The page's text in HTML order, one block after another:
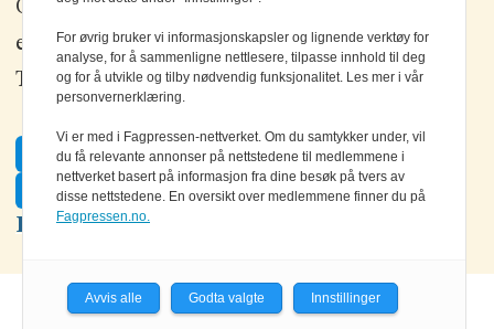
Olav Brunborgs vei 6, 1396 Billingstad
epost: elektronikk@elektronikkforlaget.no
Tips oss:tips@elektronikkforlaget.no
Facebook
Twitter
LinkedIn
For øvrig bruker vi informasjonskapsler og lignende verktøy for
analyse, for å sammenligne nettlesere, tilpasse innhold til deg
og for å utvikle og tilby nødvendig funksjonalitet. Les mer i vår
personvernerklæring.
Vi er med i Fagpressen-nettverket. Om du samtykker under, vil
du få relevante annonser på nettstedene til medlemmene i
nettverket basert på informasjon fra dine besøk på tvers av
disse nettstedene. En oversikt over medlemmene finner du på
Fagpressen.no.
Avvis alle Godta valgte Innstillinger